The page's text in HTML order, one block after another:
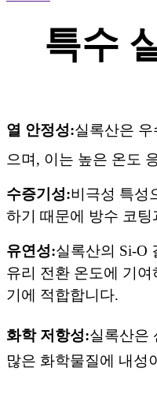
특수
열 안정성:실록산은
으며, 이는 높은 온도
수증기성:비극성 특성
하기 때문에 방수 코
유연성:실록산의 Si-O
유리 전환 온도에 기
기에 적합합니다.
화학 저항성:실록산은
많은 화학물질에 내성